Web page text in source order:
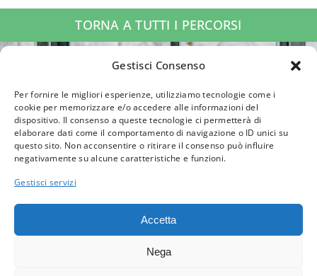
Gestisci Consenso
Per fornire le migliori esperienze, utilizziamo tecnologie come i
cookie per memorizzare e/o accedere alle informazioni del
dispositivo. Il consenso a queste tecnologie ci permetterà di
elaborare dati come il comportamento di navigazione o ID unici su
questo sito. Non acconsentire o ritirare il consenso può influire
negativamente su alcune caratteristiche e funzioni.
Gestisci servizi
Accetta
Nega
TORNA A TUTTI I PERCORSI
“Un primo passo
verso il tuo
benessere”
Contattaci per una consulenza
telefonica gratuita di 20 minuti.